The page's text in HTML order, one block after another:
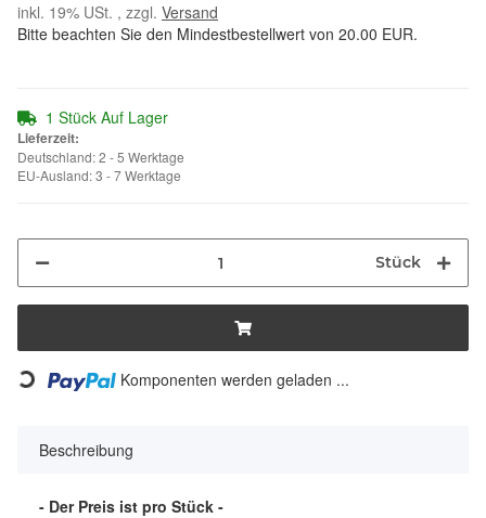
inkl. 19% USt. , zzgl. Versand
Bitte beachten Sie den Mindestbestellwert von 20.00 EUR.
1 Stück Auf Lager
Lieferzeit:
Deutschland: 2 - 5 Werktage
EU-Ausland: 3 - 7 Werktage
Stück
Loading... Komponenten werden geladen ...
Beschreibung
- Der Preis ist pro Stück -